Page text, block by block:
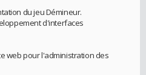
du jeu Démineur.
d'interfaces
web pour l'administration des